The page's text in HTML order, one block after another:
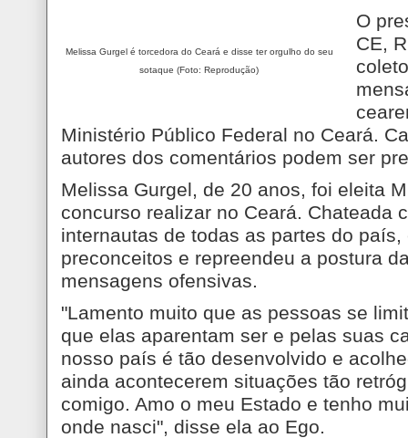
Melissa Gurgel é torcedora do Ceará e disse ter orgulho do seu
sotaque (Foto: Reprodução)
O
CE,
Ministério Público Federal no Ceará.
autores dos comentários podem ser
Melissa Gurgel, de 20 anos, foi eleita
concurso realizar no Ceará. Chateada
internautas de todas as partes do
preconceitos e repreendeu a postura
mensagens ofensivas.
"Lamento muito que as pessoas se
que elas aparentam ser e pelas suas
nosso país é tão desenvolvido e
ainda acontecerem situações tão
comigo. Amo o meu Estado e tenho
onde nasci", disse ela ao Ego.